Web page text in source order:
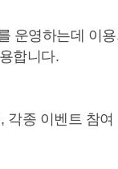
운영하는데 이
합니다.
종 이벤트 참